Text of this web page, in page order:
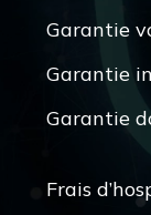
Garantie
Garantie
Garantie
Frais